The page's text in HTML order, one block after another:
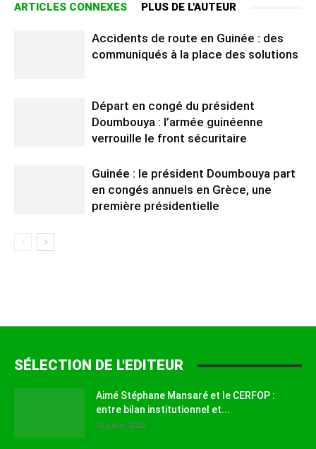
ARTICLES CONNEXES PLUS DE L'AUTEUR
Accidents de route en Guinée : des
communiqués à la place des solutions
Départ en congé du président
Doumbouya : l’armée guinéenne
verrouille le front sécuritaire
Guinée : le président Doumbouya part
en congés annuels en Grèce, une
première présidentielle
SÉLECTION DE L'EDITEUR
Aimé Stéphane Mansaré et le CERFOP :
entre bilan institutionnel et...
12 juillet 2026